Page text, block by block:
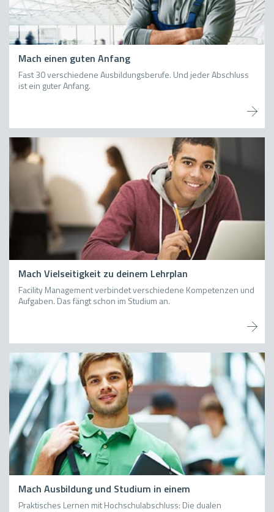
Mach einen guten Anfang
Fast 30 verschiedene Ausbildungsberufe. Und jeder Abschluss
ist ein guter Anfang.
Mach Vielseitigkeit zu deinem Lehrplan
Facility Management verbindet verschiedene Kompetenzen und
Aufgaben. Das fängt schon im Studium an.
Mach Ausbildung und Studium in einem
Praktisches Lernen mit Hochschulabschluss: Die dualen